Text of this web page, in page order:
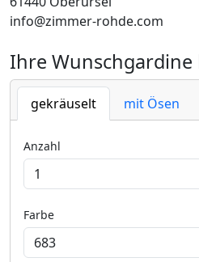
info@zimmer-rohde.com
Ihre
gekräuselt mit Ösen
Anzahl
Farbe